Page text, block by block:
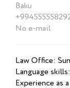
Baku
No e-mail
Law Office:
Language
Experience as